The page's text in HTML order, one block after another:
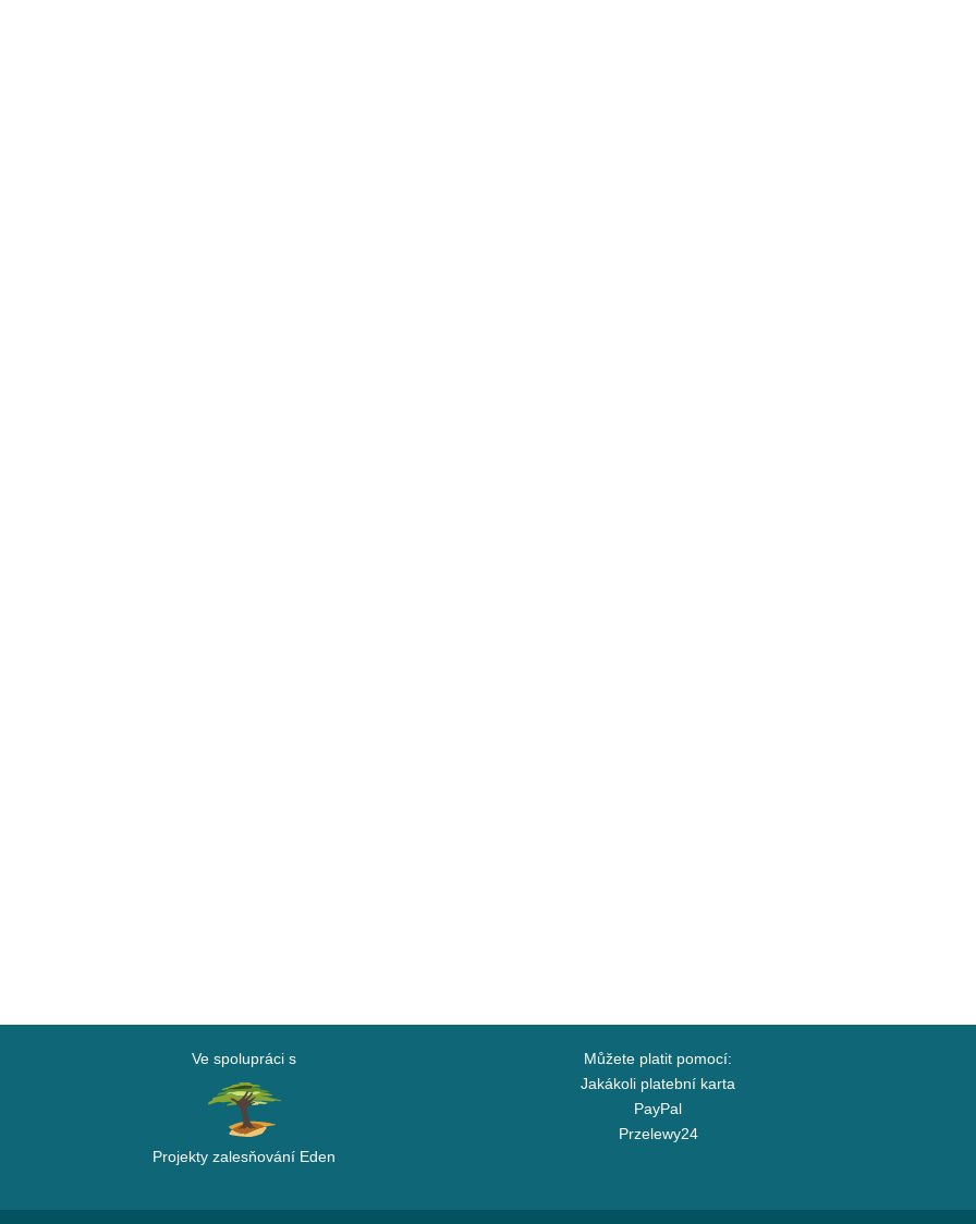
Ve spolupráci s
Projekty zalesňování Eden
Můžete platit pomocí:
Jakákoli platební karta
PayPal
Przelewy24